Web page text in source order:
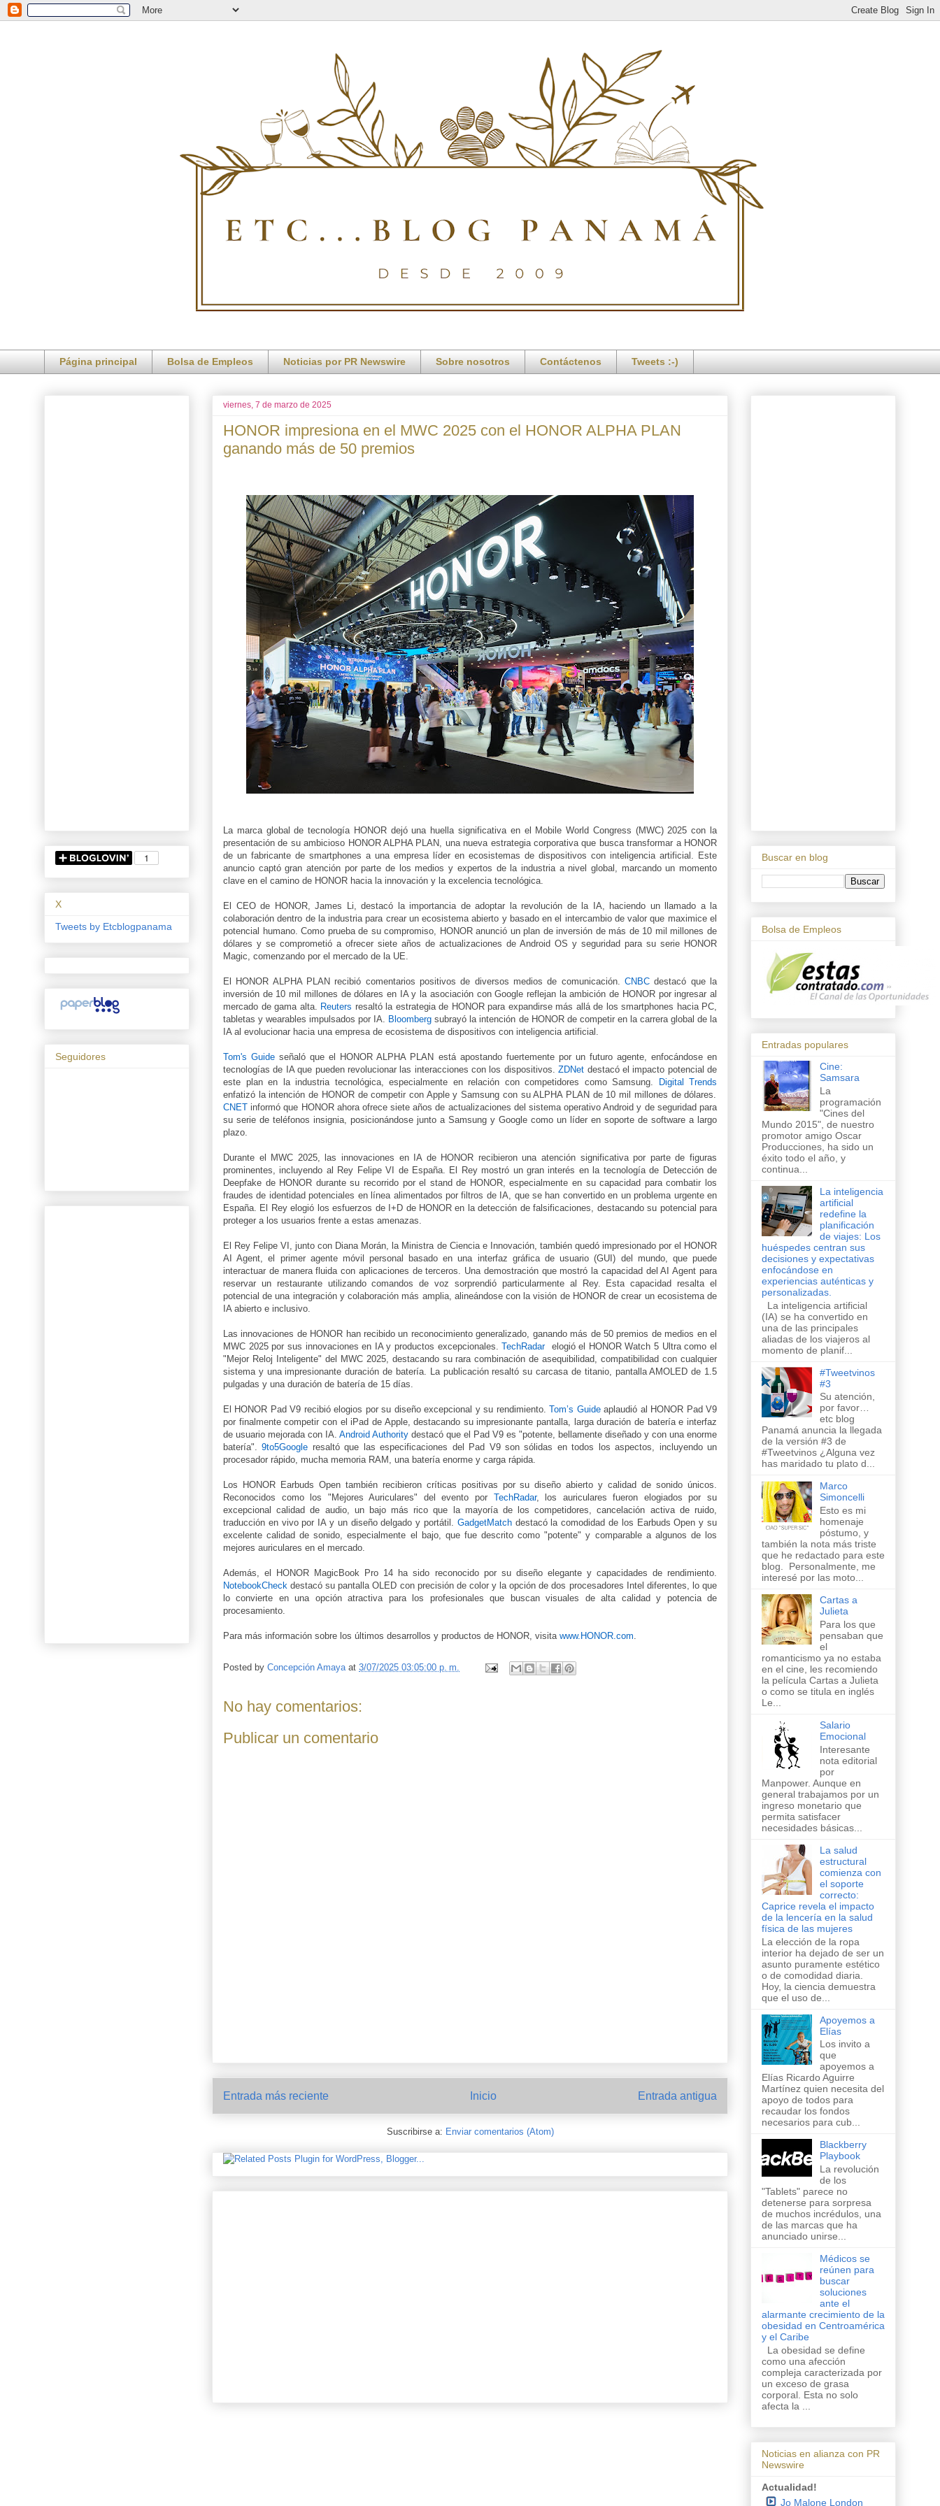
Página principal Bolsa de Empleos Noticias por PR Newswire Sobre nosotros Contáctenos Tweets :-)
viernes, 7 de marzo de 2025
HONOR impresiona en el MWC 2025 con el HONOR ALPHA PLAN
ganando más de 50 premios
La marca global de tecnología HONOR dejó una huella significativa en el Mobile World Congress (MWC) 2025 con la
presentación de su ambicioso HONOR ALPHA PLAN, una nueva estrategia corporativa que busca transformar a HONOR
de un fabricante de smartphones a una empresa líder en ecosistemas de dispositivos con inteligencia artificial. Este
anuncio captó gran atención por parte de los medios y expertos de la industria a nivel global, marcando un momento
clave en el camino de HONOR hacia la innovación y la excelencia tecnológica.
El CEO de HONOR, James Li, destacó la importancia de adoptar la revolución de la IA, haciendo un llamado a la
colaboración dentro de la industria para crear un ecosistema abierto y basado en el intercambio de valor que maximice el
potencial humano. Como prueba de su compromiso, HONOR anunció un plan de inversión de más de 10 mil millones de
dólares y se comprometió a ofrecer siete años de actualizaciones de Android OS y seguridad para su serie HONOR
Magic, comenzando por el mercado de la UE.
El HONOR ALPHA PLAN recibió comentarios positivos de diversos medios de comunicación. CNBC destacó que la
inversión de 10 mil millones de dólares en IA y la asociación con Google reflejan la ambición de HONOR por ingresar al
mercado de gama alta.
Reuters resaltó la estrategia de HONOR para expandirse más allá de los smartphones hacia PC,
tabletas y wearables impulsados por IA.
Bloomberg subrayó la intención de HONOR de competir en la carrera global de la
IA al evolucionar hacia una empresa de ecosistema de dispositivos con inteligencia artificial.
Tom's Guide señaló que el HONOR ALPHA PLAN está apostando fuertemente por un futuro agente, enfocándose en
tecnologías de IA que pueden revolucionar las interacciones con los dispositivos.ZDNet destacó el impacto potencial de
este plan en la industria tecnológica, especialmente en relación con competidores como Samsung.
Digital Trends
enfatizó la intención de HONOR de competir con Apple y Samsung con su ALPHA PLAN de 10 mil millones de dólares.
CNET informó que HONOR ahora ofrece siete años de actualizaciones del sistema operativo Android y de seguridad para
su serie de teléfonos insignia, posicionándose junto a Samsung y Google como un líder en soporte de software a largo
plazo.
Durante el MWC 2025, las innovaciones en IA de HONOR recibieron una atención significativa por parte de figuras
prominentes, incluyendo al Rey Felipe VI de España. El Rey mostró un gran interés en la tecnología de Detección de
Deepfake de HONOR durante su recorrido por el stand de HONOR, especialmente en su capacidad para combatir los
fraudes de identidad potenciales en línea alimentados por filtros de IA, que se han convertido en un problema urgente en
España. El Rey elogió los esfuerzos de I+D de HONOR en la detección de falsificaciones, destacando su potencial para
proteger a los usuarios frente a estas amenazas.
El Rey Felipe VI, junto con Diana Morán, la Ministra de Ciencia e Innovación, también quedó impresionado por el HONOR
AI Agent, el primer agente móvil personal basado en una interfaz gráfica de usuario (GUI) del mundo, que puede
interactuar de manera fluida con aplicaciones de terceros. Una demostración que mostró la capacidad del AI Agent para
reservar un restaurante utilizando comandos de voz sorprendió particularmente al Rey. Esta capacidad resalta el
potencial de una integración y colaboración más amplia, alineándose con la visión de HONOR de crear un ecosistema de
IA abierto e inclusivo.
Las innovaciones de HONOR han recibido un reconocimiento generalizado, ganando más de 50 premios de medios en el
MWC 2025 por sus innovaciones en IA y productos excepcionales.TechRadar
elogió el HONOR Watch 5 Ultra como el
"Mejor Reloj Inteligente" del MWC 2025, destacando su rara combinación de asequibilidad, compatibilidad con cualquier
sistema y una impresionante duración de batería. La publicación resaltó su carcasa de titanio, pantalla AMOLED de 1.5
pulgadas y una duración de batería de 15 días.
El HONOR Pad V9 recibió elogios por su diseño excepcional y su rendimiento.Tom’s Guideaplaudió al HONOR Pad V9
por finalmente competir con el iPad de Apple, destacando su impresionante pantalla, larga duración de batería e interfaz
de usuario mejorada con IA. Android Authority destacó que el Pad V9 es "potente, bellamente diseñado y con una enorme
batería".9to5Google resaltó que las especificaciones del Pad V9 son sólidas en todos los aspectos, incluyendo un
procesador rápido, mucha memoria RAM, una batería enorme y carga rápida.
Los HONOR Earbuds Open también recibieron críticas positivas por su diseño abierto y calidad de sonido únicos.
Reconocidos como los "Mejores Auriculares" del evento por TechRadar, los auriculares fueron elogiados por su
excepcional calidad de audio, un bajo más rico que la mayoría de los competidores, cancelación activa de ruido,
traducción en vivo por IA y un diseño delgado y portátil. GadgetMatchdestacó la comodidad de los Earbuds Open y su
excelente calidad de sonido, especialmente el bajo, que fue descrito como "potente" y comparable a algunos de los
mejores auriculares en el mercado.
Además, el HONOR MagicBook Pro 14 ha sido reconocido por su diseño elegante y capacidades de rendimiento.
NotebookCheck destacó su pantalla OLED con precisión de color y la opción de dos procesadores Intel diferentes, lo que
lo convierte en una opción atractiva para los profesionales que buscan visuales de alta calidad y potencia de
procesamiento.
Para más información sobre los últimos desarrollos y productos de HONOR, visita www.HONOR.com
Posted by Concepción Amaya at 3/07/2025 03:05:00 p. m.
No hay comentarios:
Publicar un comentario
Entrada más reciente Entrada antigua
Inicio
Suscribirse a: Enviar comentarios (Atom)
X
Tweets by Etcblogpanama
Seguidores
Buscar en blog
Bolsa de Empleos
Entradas populares
Cine:
Samsara
La
programación
"Cines del
Mundo 2015", de nuestro
promotor amigo Oscar
Producciones, ha sido un
éxito todo el año, y
continua...
La inteligencia
artificial
redefine la
planificación
de viajes: Los
huéspedes centran sus
decisiones y expectativas
enfocándose en
experiencias auténticas y
personalizadas.
La inteligencia artificial
(IA) se ha convertido en
una de las principales
aliadas de los viajeros al
momento de planif...
#Tweetvinos
#3
Su atención,
por favor…
etc blog
Panamá anuncia la llegada
de la versión #3 de
#Tweetvinos ¿Alguna vez
has maridado tu plato d...
Marco
Simoncelli
Esto es mi
homenaje
póstumo, y
también la nota más triste
que he redactado para este
blog. Personalmente, me
interesé por las moto...
Cartas a
Julieta
Para los que
pensaban que
el
romanticismo ya no estaba
en el cine, les recomiendo
la película Cartas a Julieta
o como se titula en inglés
Le...
Salario
Emocional
Interesante
nota editorial
por
Manpower. Aunque en
general trabajamos por un
ingreso monetario que
permita satisfacer
necesidades básicas...
La salud
estructural
comienza con
el soporte
correcto:
Caprice revela el impacto
de la lencería en la salud
física de las mujeres
La elección de la ropa
interior ha dejado de ser un
asunto puramente estético
o de comodidad diaria.
Hoy, la ciencia demuestra
que el uso de...
Apoyemos a
Elías
Los invito a
que
apoyemos a
Elías Ricardo Aguirre
Martínez quien necesita del
apoyo de todos para
recaudar los fondos
necesarios para cub...
Blackberry
Playbook
La revolución
de los
"Tablets" parece no
detenerse para sorpresa
de muchos incrédulos, una
de las marcas que ha
anunciado unirse...
Médicos se
reúnen para
buscar
soluciones
ante el
alarmante crecimiento de la
obesidad en Centroamérica
y el Caribe
La obesidad se define
como una afección
compleja caracterizada por
un exceso de grasa
corporal. Esta no solo
afecta la ...
Noticias en alianza con PR
Newswire
Actualidad!
Jo Malone London